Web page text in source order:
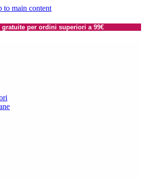
to main content
per ordini superiori a 99€